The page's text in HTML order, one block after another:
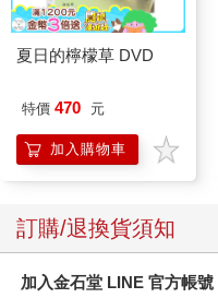
夏日的檸檬草 DVD
特價 470 元
加入購物車
訂購/退換貨須知
加入金石堂 LINE 官方帳